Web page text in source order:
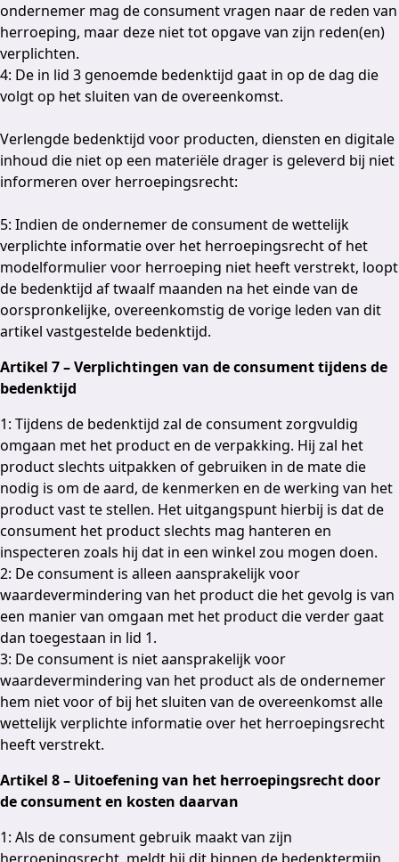
ondernemer mag de consument vragen naar de reden van
herroeping, maar deze niet tot opgave van zijn reden(en)
verplichten.
4: De in lid 3 genoemde bedenktijd gaat in op de dag die
volgt op het sluiten van de overeenkomst.
Verlengde bedenktijd voor producten, diensten en digitale
inhoud die niet op een materiële drager is geleverd bij niet
informeren over herroepingsrecht:
5: Indien de ondernemer de consument de wettelijk
verplichte informatie over het herroepingsrecht of het
modelformulier voor herroeping niet heeft verstrekt, loopt
de bedenktijd af twaalf maanden na het einde van de
oorspronkelijke, overeenkomstig de vorige leden van dit
artikel vastgestelde bedenktijd.
Artikel 7 – Verplichtingen van de consument tijdens de
bedenktijd
1: Tijdens de bedenktijd zal de consument zorgvuldig
omgaan met het product en de verpakking. Hij zal het
product slechts uitpakken of gebruiken in de mate die
nodig is om de aard, de kenmerken en de werking van het
product vast te stellen. Het uitgangspunt hierbij is dat de
consument het product slechts mag hanteren en
inspecteren zoals hij dat in een winkel zou mogen doen.
2: De consument is alleen aansprakelijk voor
waardevermindering van het product die het gevolg is van
een manier van omgaan met het product die verder gaat
dan toegestaan in lid 1.
3: De consument is niet aansprakelijk voor
waardevermindering van het product als de ondernemer
hem niet voor of bij het sluiten van de overeenkomst alle
wettelijk verplichte informatie over het herroepingsrecht
heeft verstrekt.
Artikel 8 – Uitoefening van het herroepingsrecht door
de consument en kosten daarvan
1: Als de consument gebruik maakt van zijn